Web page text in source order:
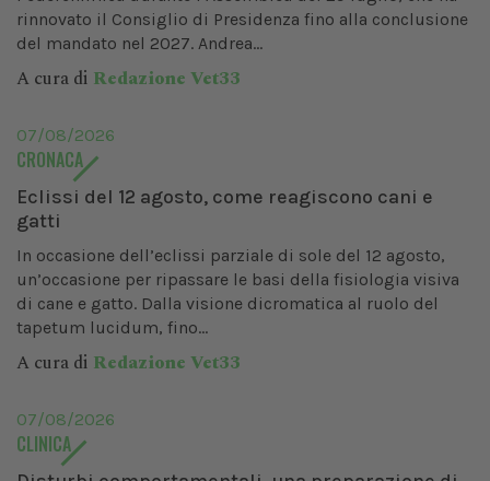
rinnovato il Consiglio di Presidenza fino alla conclusione
del mandato nel 2027. Andrea...
A cura di Redazione Vet33
07/08/2026
CRONACA
Eclissi del 12 agosto, come reagiscono cani e
gatti
In occasione dell’eclissi parziale di sole del 12 agosto,
un’occasione per ripassare le basi della fisiologia visiva
di cane e gatto. Dalla visione dicromatica al ruolo del
tapetum lucidum, fino...
A cura di Redazione Vet33
07/08/2026
CLINICA